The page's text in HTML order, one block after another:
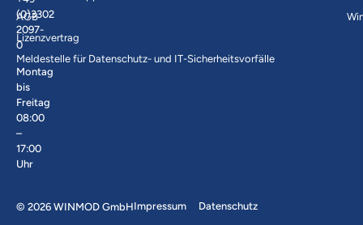
(0)3302
2097-
0
Montag
bis
Freitag
08:00
–
17:00
Uhr
AGB
Lizenzvertrag
Meldestelle für Datenschutz- und IT-Sicherheitsvorfälle
© 2026 WINMOD GmbHImpressum Datenschutz